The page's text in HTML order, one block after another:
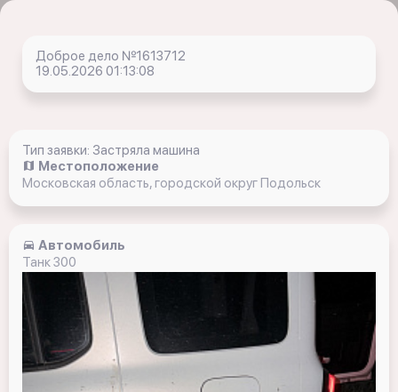
Доброе дело №1613712
19.05.2026 01:13:08
Тип заявки: Застряла машина
Местоположение
Московская область, городской округ Подольск
Автомобиль
Танк 300